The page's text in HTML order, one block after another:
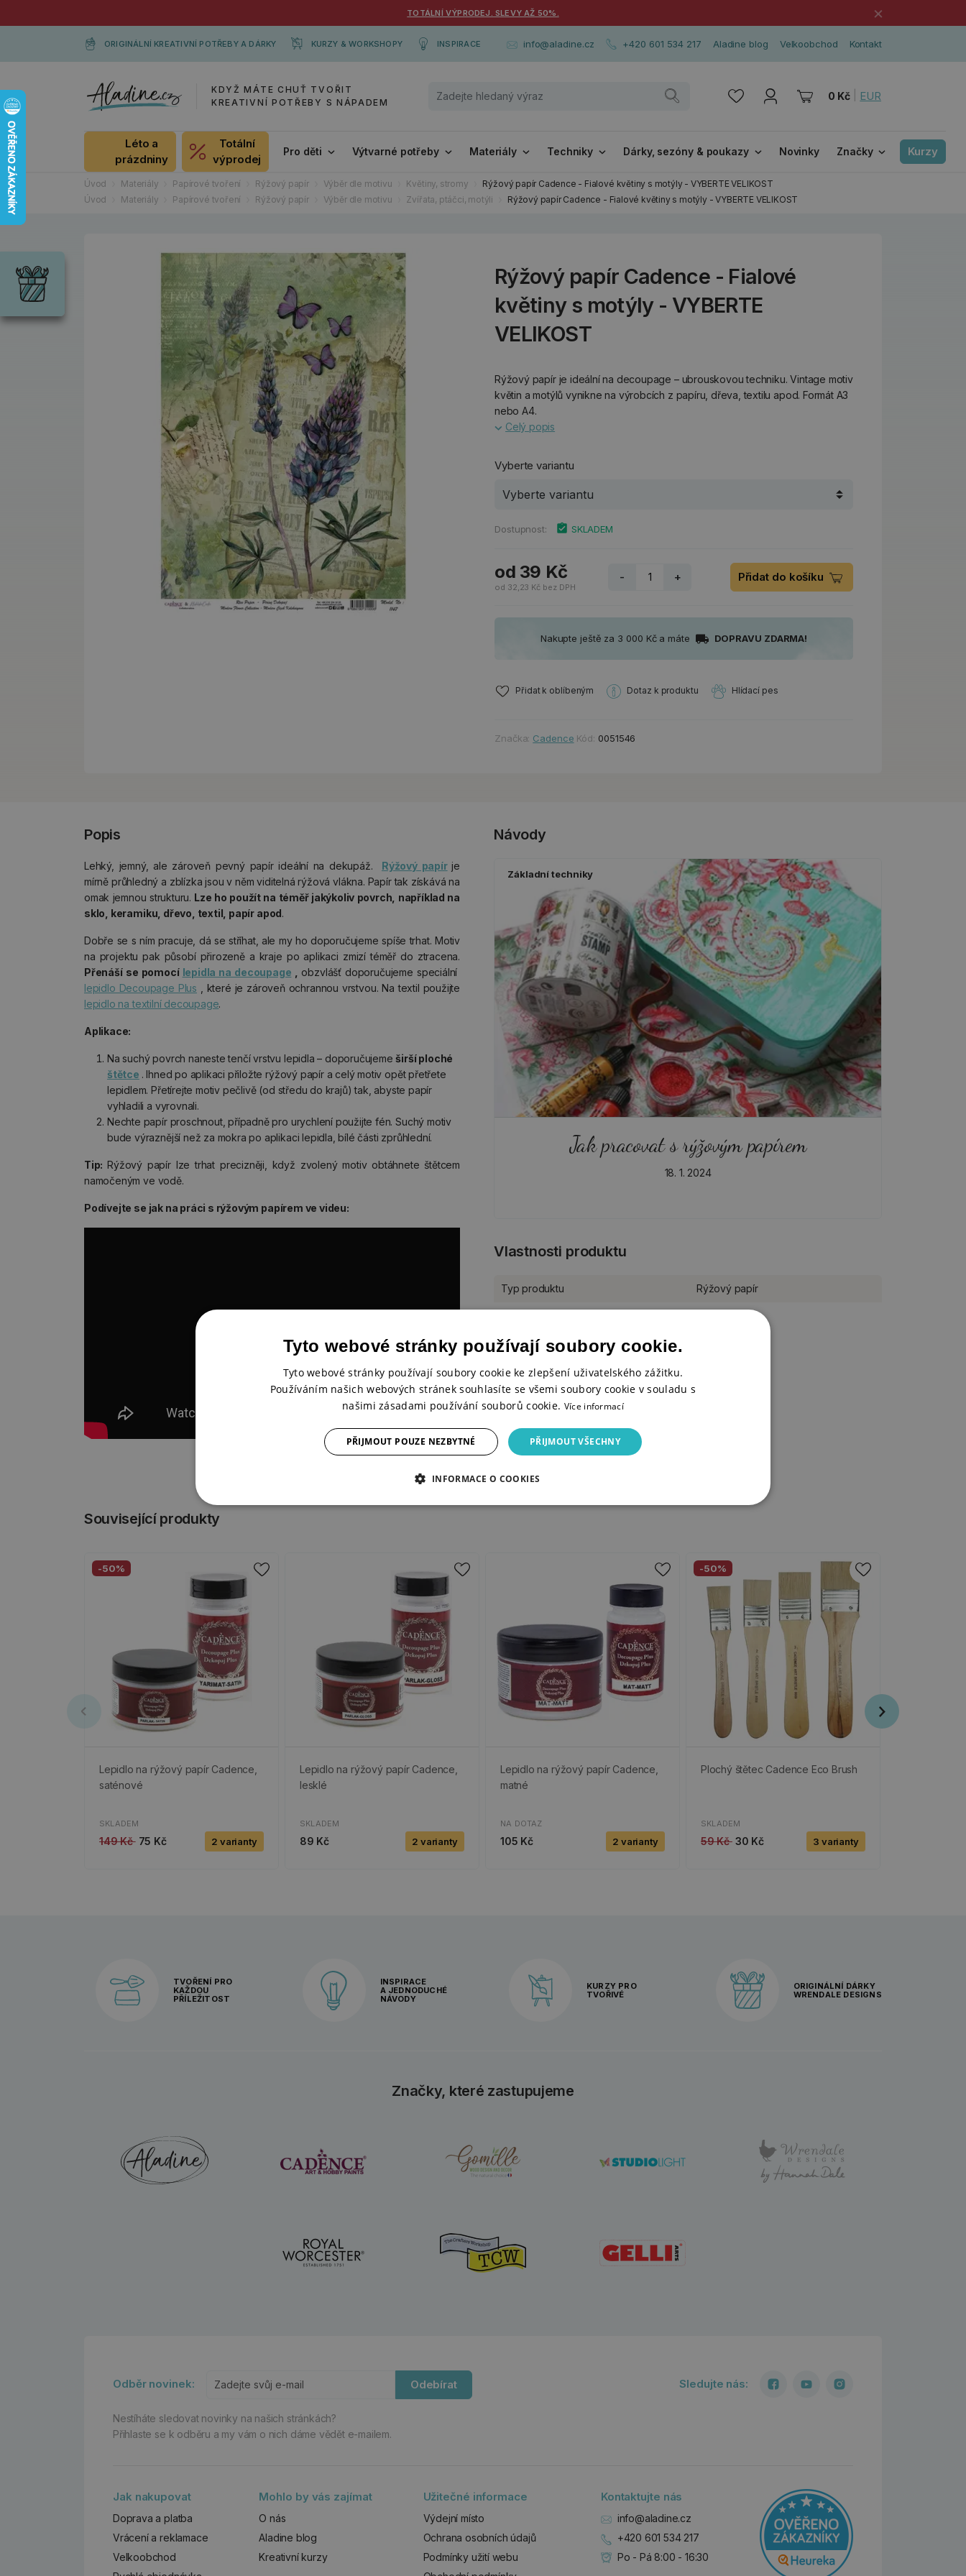
TOTÁLNÍ VÝPRODEJ. SLEVY AŽ 50%. ×
ORIGINÁLNÍ KREATIVNÍ POTŘEBY A DÁRKY KURZY & WORKSHOPY INSPIRACE info@aladine.cz +420 601 534 217 Aladine blog Velkoobchod Kontakt
KDYŽ MÁTE CHUŤ TVOŘIT
KREATIVNÍ POTŘEBY S NÁPADEM
0 Kč EUR
Léto a
prázdniny
Totální
výprodej
Pro děti Výtvarné potřeby Materiály Techniky Dárky, sezóny & poukazy Novinky Značky Kurzy
Úvod Materiály Papírové tvoření Rýžový papír Výběr dle motivu Květiny, stromy
Rýžový papír Cadence - Fialové květiny s motýly - VYBERTE VELIKOST
Úvod
Materiály Papírové tvoření Rýžový papír Výběr dle motivu Zvířata, ptáčci, motýli Rýžový papír Cadence - Fialové květiny s motýly - VYBERTE VELIKOST
Rýžový papír Cadence - Fialové
květiny s motýly - VYBERTE
VELIKOST
Rýžový papír je ideální na decoupage – ubrouskovou techniku. Vintage motiv
květin a motýlů vynikne na výrobcích z papíru, dřeva, textilu apod. Formát A3
nebo A4.
Celý popis
Vyberte variantu
Dostupnost: SKLADEM
od 39 Kč
od 32,23 Kč bez DPH
- + Přidat do košíku
Nakupte ještě za 3 000 Kč a máte DOPRAVU ZDARMA!
Přidat k oblíbeným Dotaz k produktu Hlídací pes
Značka: Cadence Kód: 0051546
Popis
Lehký, jemný, ale zároveň pevný papír ideální na dekupáž. Rýžový papír je
mírně průhledný a zblízka jsou v něm viditelná rýžová vlákna. Papír tak získává na
omak jemnou strukturu. Lze ho použít na téměř jakýkoliv povrch, například na
sklo, keramiku, dřevo, textil, papír apod.
Dobře se s ním pracuje, dá se stříhat, ale my ho doporučujeme spíše trhat. Motiv
na projektu pak působí přirozeně a kraje po aplikaci zmizí téměř do ztracena.
Přenáší se pomocí lepidla na decoupage
obzvlášť doporučujeme speciální
lepidlo Decoupage Plus , které je zároveň ochrannou vrstvou. Na textil použijte
lepidlo na textilní decoupage.
Aplikace:
Na suchý povrch naneste tenčí vrstvu lepidla – doporučujemeširší ploché
štětce . Ihned po aplikaci přiložte rýžový papír a celý motiv opět přetřete
lepidlem. Přetírejte motiv pečlivě (od středu do krajů) tak, abyste papír
vyhladili a vyrovnali.
Nechte papír proschnout, případně pro urychlení použijte fén. Suchý motiv
bude výraznější než za mokra po aplikaci lepidla, bílé části zprůhlední.
Tip:Rýžový papír lze trhat precizněji, když zvolený motiv obtáhnete štětcem
namočeným ve vodě.
Podívejte se jak na práci s rýžovým papírem ve videu:
Návody
Základní techniky
Jak pracovat s rýžovým papírem
18. 1. 2024
Vlastnosti produktu
Typ produktu Rýžový papír
Související produkty
-50%
Lepidlo na rýžový papír Cadence,
saténové
SKLADEM
149 Kč 75 Kč 2 varianty
Lepidlo na rýžový papír Cadence,
lesklé
SKLADEM
89 Kč 2 varianty
Lepidlo na rýžový papír Cadence,
matné
NA DOTAZ
105 Kč 2 varianty
-50%
Plochý štětec Cadence Eco Brush
SKLADEM
59 Kč 30 Kč 3 varianty
TVOŘENÍ PRO
KAŽDOU
PŘÍLEŽITOST
INSPIRACE
A JEDNODUCHÉ
NÁVODY
KURZY PRO
TVOŘIVÉ
ORIGINÁLNÍ DÁRKY
WRENDALE DESIGNS
Značky, které zastupujeme
Odběr novinek: Odebírat
Nestíháte sledovat novinky na našich stránkách?
Přihlaste se k odběru a my vám o nich dáme vědět e-mailem.
Sledujte nás:
Jak nakupovat
Doprava a platba
Vrácení a reklamace
Velkoobchod
Mohlo by vás zajímat
O nás
Aladine blog
Kreativní kurzy
Užitečné informace
Výdejní místo
Ochrana osobních údajů
Podmínky užití webu
Kontaktujte nás
info@aladine.cz
+420 601 534 217
Po - Pá 8:00 - 16:30
Chci si vybrat
Tyto webové stránky používají soubory cookie.
Tyto webové stránky používají soubory cookie ke zlepšení uživatelského zážitku.
Používáním našich webových stránek souhlasíte se všemi soubory cookie v souladu s
našimi zásadami používání souborů cookie. Více informací
PŘIJMOUT VŠECHNY
PŘIJMOUT POUZE NEZBYTNÉ
INFORMACE O COOKIES